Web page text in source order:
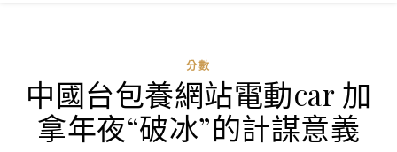
分數
中國台包養網站電動car 加
拿年夜“破冰”的計謀意義